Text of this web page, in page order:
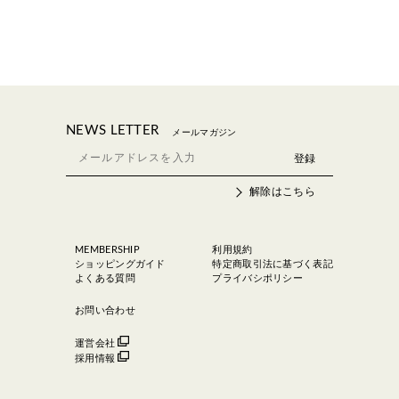
NEWS LETTER メールマガジン
解除はこちら
MEMBERSHIP
ショッピングガイド
よくある質問
お問い合わせ
運営会社
採用情報
利用規約
特定商取引法に基づく表記
プライバシポリシー